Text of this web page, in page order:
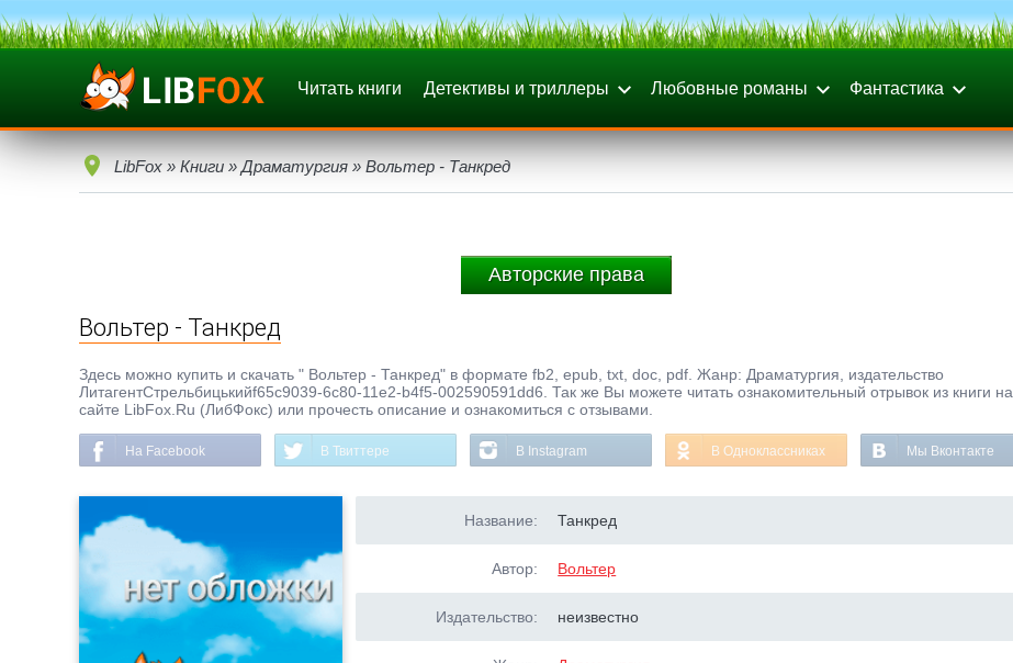
Читать книги Детективы и триллеры Любовные романы Фантастика
LibFox » Книги » Драматургия » Вольтер - Танкред
Авторские права
Вольтер - Танкред
Здесь можно купить и скачать " Вольтер - Танкред" в формате fb2, epub, txt, doc, pdf. Жанр: Драматургия, издательство
ЛитагентСтрельбицькийf65c9039-6c80-11e2-b4f5-002590591dd6. Так же Вы можете читать ознакомительный отрывок из книги на
сайте LibFox.Ru (ЛибФокс) или прочесть описание и ознакомиться с отзывами.
На Facebook В Твиттере В Instagram В Одноклассниках Мы Вконтакте
Название: Танкред
Автор: Вольтер
Издательство: неизвестно